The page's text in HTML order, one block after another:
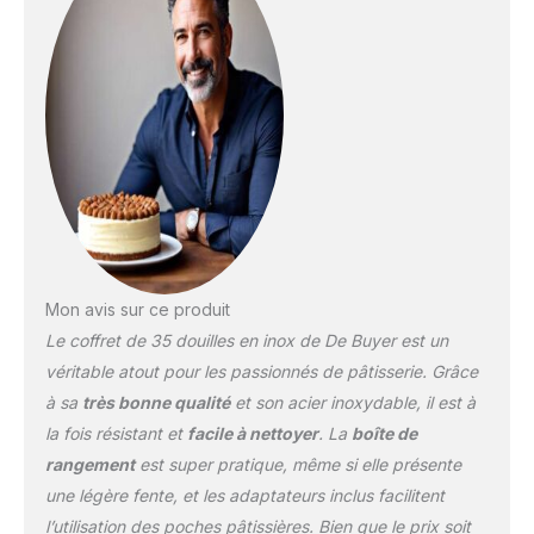
d'utilisation et une
hygiène parfaite.
ENTRETIEN : Passent au
lave-vaisselle.
Mon avis sur ce produit
Le coffret de 35 douilles en inox de De Buyer est un
véritable atout pour les passionnés de pâtisserie. Grâce
à sa très bonne qualitéet son acier inoxydable, il est à
la fois résistant et facile à nettoyer. La boîte de
rangementest super pratique, même si elle présente
une légère fente, et les adaptateurs inclus facilitent
l’utilisation des poches pâtissières. Bien que le prix soit